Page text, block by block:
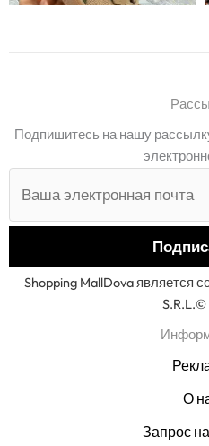
Подпишитесь на нашу
Shopping MallDova является
О
Запрос